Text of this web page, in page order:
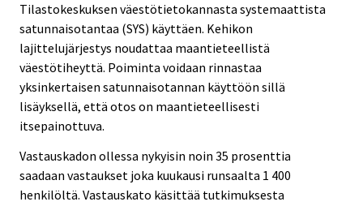
Tilastokeskuksen väestötietokannasta systemaattista
satunnaisotantaa (SYS) käyttäen. Kehikon
lajittelujärjestys noudattaa maantieteellistä
väestötiheyttä. Poiminta voidaan rinnastaa
yksinkertaisen satunnaisotannan käyttöön sillä
lisäyksellä, että otos on maantieteellisesti
itsepainottuva.
Vastauskadon ollessa nykyisin noin 35 prosenttia
saadaan vastaukset joka kuukausi runsaalta 1 400
henkilöltä. Vastauskato käsittää tutkimuksesta